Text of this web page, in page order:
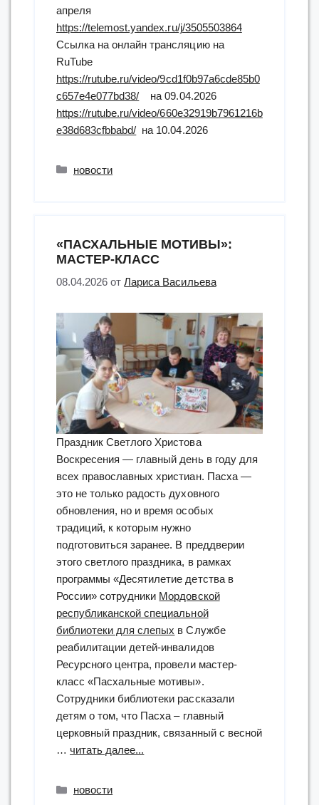
апреля
https://telemost.yandex.ru/j/3505503864
Ссылка на онлайн трансляцию на
RuTube
https://rutube.ru/video/9cd1f0b97a6cde85b0
c657e4e077bd38/ на 09.04.2026
https://rutube.ru/video/660e32919b7961216b
e38d683cfbbabd/ на 10.04.2026
Рубрики
новости
«ПАСХАЛЬНЫЕ МОТИВЫ»:
МАСТЕР-КЛАСС
08.04.2026 отЛариса Васильева
Праздник Светлого Христова
Воскресения — главный день в году для
всех православных христиан. Пасха —
это не только радость духовного
обновления, но и время особых
традиций, к которым нужно
подготовиться заранее. В преддверии
этого светлого праздника, в рамках
программы «Десятилетие детства в
России» сотрудники Мордовской
республиканской специальной
библиотеки для слепых в Службе
реабилитации детей-инвалидов
Ресурсного центра, провели мастер-
класс «Пасхальные мотивы».
Сотрудники библиотеки рассказали
детям о том, что Пасха – главный
церковный праздник, связанный с весной
…читать далее...
Рубрики
новости